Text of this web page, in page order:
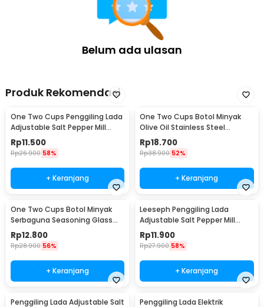
Belum ada ulasan
Produk Rekomendasi
One Two Cups Penggiling Lada
Adjustable Salt Pepper Mill
Grinder 160ml - M15996
Rp11.500
Rp26.900 58%
+ Keranjang
One Two Cups Botol Minyak
Olive Oil Stainless Steel
Platted 500ml - OT50
Rp18.700
Rp38.900 52%
+ Keranjang
One Two Cups Botol Minyak
Serbaguna Seasoning Glass
Jar 630ml - CY180
Rp12.800
Rp28.900 56%
+ Keranjang
Leeseph Penggiling Lada
Adjustable Salt Pepper Mill
Grinder 80ml - M1599
Rp11.900
Rp27.900 58%
+ Keranjang
Penggiling Lada Adjustable Salt Penggiling Lada Elektrik